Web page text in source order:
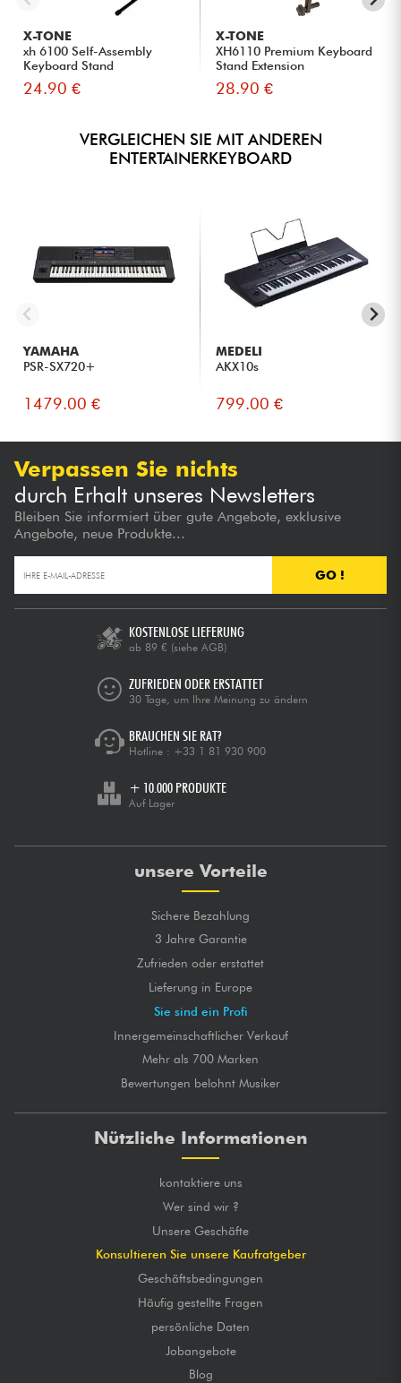
X-TONE
xh 6100 Self-Assembly
Keyboard Stand
24.90 €
X-TONE
XH6110 Premium Keyboard
Stand Extension
28.90 €
VERGLEICHEN SIE MIT ANDEREN
ENTERTAINERKEYBOARD
YAMAHA
PSR-SX720+
1479.00 €
MEDELI
AKX10s
799.00 €
Verpassen Sie nichts
durch Erhalt unseres Newsletters
Bleiben Sie informiert über gute Angebote, exklusive
Angebote, neue Produkte...
GO !
KOSTENLOSE LIEFERUNG
ab 89 € (siehe AGB)
ZUFRIEDEN ODER ERSTATTET
30 Tage, um Ihre Meinung zu ändern
BRAUCHEN SIE RAT?
Hotline : +33 1 81 930 900
+ 10.000 PRODUKTE
Auf Lager
unsere Vorteile
Sichere Bezahlung
3 Jahre Garantie
Zufrieden oder erstattet
Lieferung in Europe
Sie sind ein Profi
Innergemeinschaftlicher Verkauf
Mehr als 700 Marken
Bewertungen belohnt Musiker
Nützliche Informationen
kontaktiere uns
Wer sind wir ?
Unsere Geschäfte
Konsultieren Sie unsere Kaufratgeber
Geschäftsbedingungen
Häufig gestellte Fragen
persönliche Daten
Jobangebote
Blog